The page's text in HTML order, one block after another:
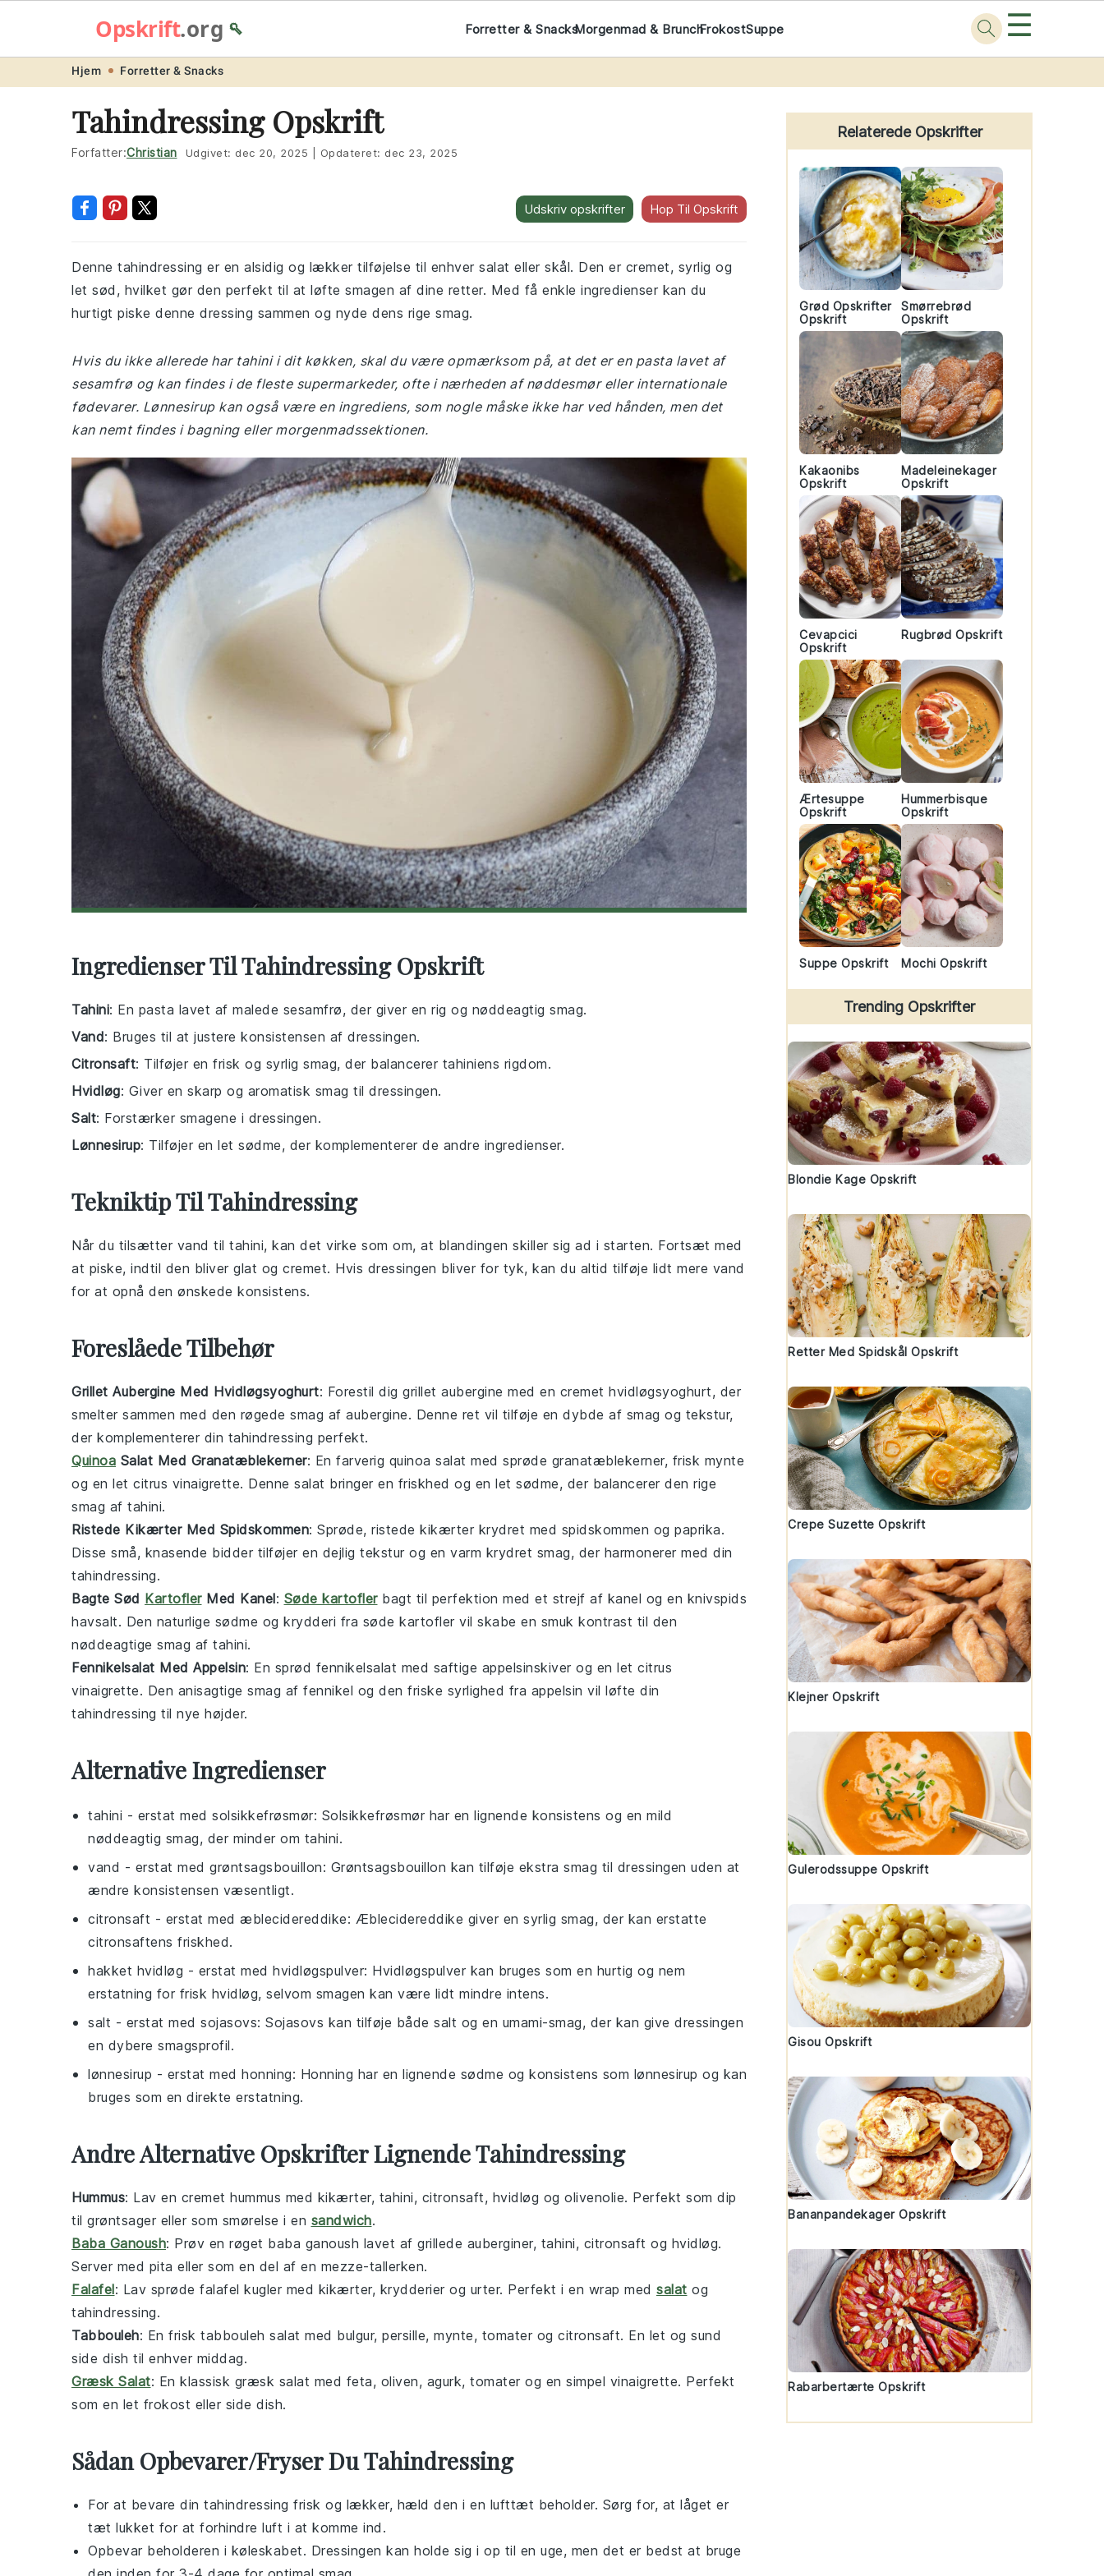
navigation
content
Opskrift.org🥄 Forretter & SnacksMorgenmad & BrunchFrokostSuppe ☰
Hjem Forretter & Snacks
Tahindressing Opskrift
Forfatter:Christian Udgivet: dec 20, 2025 Opdateret: dec 23, 2025
Udskriv opskrifter Hop Til Opskrift
Denne tahindressing er en alsidig og lækker tilføjelse til enhver salat eller skål. Den er cremet, syrlig og
let sød, hvilket gør den perfekt til at løfte smagen af dine retter. Med få enkle ingredienser kan du
hurtigt piske denne dressing sammen og nyde dens rige smag.
Hvis du ikke allerede har tahini i dit køkken, skal du være opmærksom på, at det er en pasta lavet af
sesamfrø og kan findes i de fleste supermarkeder, ofte i nærheden af nøddesmør eller internationale
fødevarer. Lønnesirup kan også være en ingrediens, som nogle måske ikke har ved hånden, men det
kan nemt findes i bagning eller morgenmadssektionen.
Ingredienser Til Tahindressing Opskrift
Tahini: En pasta lavet af malede sesamfrø, der giver en rig og nøddeagtig smag.
Vand: Bruges til at justere konsistensen af dressingen.
Citronsaft: Tilføjer en frisk og syrlig smag, der balancerer tahiniens rigdom.
Hvidløg: Giver en skarp og aromatisk smag til dressingen.
Salt: Forstærker smagene i dressingen.
Lønnesirup: Tilføjer en let sødme, der komplementerer de andre ingredienser.
Tekniktip Til Tahindressing
Når du tilsætter vand til tahini, kan det virke som om, at blandingen skiller sig ad i starten. Fortsæt med
at piske, indtil den bliver glat og cremet. Hvis dressingen bliver for tyk, kan du altid tilføje lidt mere vand
for at opnå den ønskede konsistens.
Foreslåede Tilbehør
Grillet Aubergine Med Hvidløgsyoghurt: Forestil dig grillet aubergine med en cremet hvidløgsyoghurt, der
smelter sammen med den røgede smag af aubergine. Denne ret vil tilføje en dybde af smag og tekstur,
der komplementerer din tahindressing perfekt.
Quinoa Salat Med Granatæblekerner: En farverig quinoa salat med sprøde granatæblekerner, frisk mynte
og en let citrus vinaigrette. Denne salat bringer en friskhed og en let sødme, der balancerer den rige
smag af tahini.
Ristede Kikærter Med Spidskommen: Sprøde, ristede kikærter krydret med spidskommen og paprika.
Disse små, knasende bidder tilføjer en dejlig tekstur og en varm krydret smag, der harmonerer med din
tahindressing.
Bagte Sød KartoflerMed Kanel: Søde kartoflerbagt til perfektion med et strejf af kanel og en knivspids
havsalt. Den naturlige sødme og krydderi fra søde kartofler vil skabe en smuk kontrast til den
nøddeagtige smag af tahini.
Fennikelsalat Med Appelsin: En sprød fennikelsalat med saftige appelsinskiver og en let citrus
vinaigrette. Den anisagtige smag af fennikel og den friske syrlighed fra appelsin vil løfte din
tahindressing til nye højder.
Alternative Ingredienser
tahini - erstat med solsikkefrøsmør: Solsikkefrøsmør har en lignende konsistens og en mild
nøddeagtig smag, der minder om tahini.
vand - erstat med grøntsagsbouillon: Grøntsagsbouillon kan tilføje ekstra smag til dressingen uden at
ændre konsistensen væsentligt.
citronsaft - erstat med æblecidereddike: Æblecidereddike giver en syrlig smag, der kan erstatte
citronsaftens friskhed.
hakket hvidløg - erstat med hvidløgspulver: Hvidløgspulver kan bruges som en hurtig og nem
erstatning for frisk hvidløg, selvom smagen kan være lidt mindre intens.
salt - erstat med sojasovs: Sojasovs kan tilføje både salt og en umami-smag, der kan give dressingen
en dybere smagsprofil.
lønnesirup - erstat med honning: Honning har en lignende sødme og konsistens som lønnesirup og kan
bruges som en direkte erstatning.
Andre Alternative Opskrifter Lignende Tahindressing
Hummus: Lav en cremet hummus med kikærter, tahini, citronsaft, hvidløg og olivenolie. Perfekt som dip
til grøntsager eller som smørelse i en sandwich.
Baba Ganoush: Prøv en røget baba ganoush lavet af grillede auberginer, tahini, citronsaft og hvidløg.
Server med pita eller som en del af en mezze-tallerken.
Falafel: Lav sprøde falafel kugler med kikærter, krydderier og urter. Perfekt i en wrap med salat og
tahindressing.
Tabbouleh: En frisk tabbouleh salat med bulgur, persille, mynte, tomater og citronsaft. En let og sund
side dish til enhver middag.
Græsk Salat: En klassisk græsk salat med feta, oliven, agurk, tomater og en simpel vinaigrette. Perfekt
som en let frokost eller side dish.
Sådan Opbevarer/Fryser Du Tahindressing
For at bevare din tahindressing frisk og lækker, hæld den i en lufttæt beholder. Sørg for, at låget er
tæt lukket for at forhindre luft i at komme ind.
Opbevar beholderen i køleskabet. Dressingen kan holde sig i op til en uge, men det er bedst at bruge
Primary
Sidebar
Relaterede Opskrifter
Grød Opskrifter
Opskrift
Smørrebrød
Opskrift
Kakaonibs
Opskrift
Madeleinekager
Opskrift
Cevapcici
Opskrift
Rugbrød Opskrift
Ærtesuppe
Opskrift
Hummerbisque
Opskrift
Suppe Opskrift Mochi Opskrift
Trending Opskrifter
Blondie Kage Opskrift
Retter Med Spidskål Opskrift
Crepe Suzette Opskrift
Klejner Opskrift
Gulerodssuppe Opskrift
Gisou Opskrift
Bananpandekager Opskrift
Rabarbertærte Opskrift